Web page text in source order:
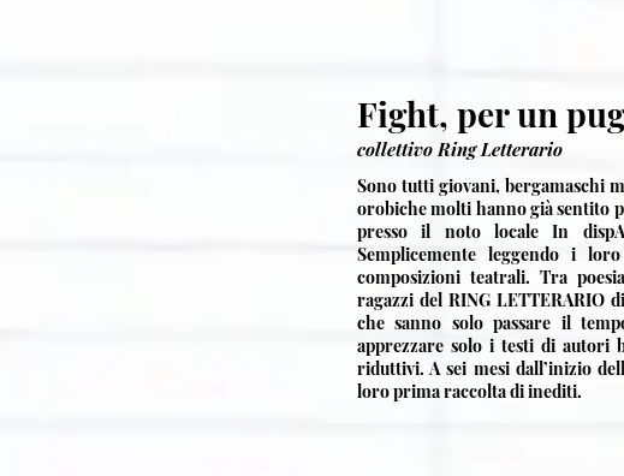
Fight, per un
collettivo Ring Letterario
Sono tutti giovani, bergamaschi
orobiche molti hanno già sentito
presso il noto locale In
Semplicemente leggendo i
composizioni teatrali. Tra
ragazzi del RING LETTERARIO
che sanno solo passare il
apprezzare solo i testi di autori
riduttivi. A sei mesi dall’inizio
loro prima raccolta di inediti.